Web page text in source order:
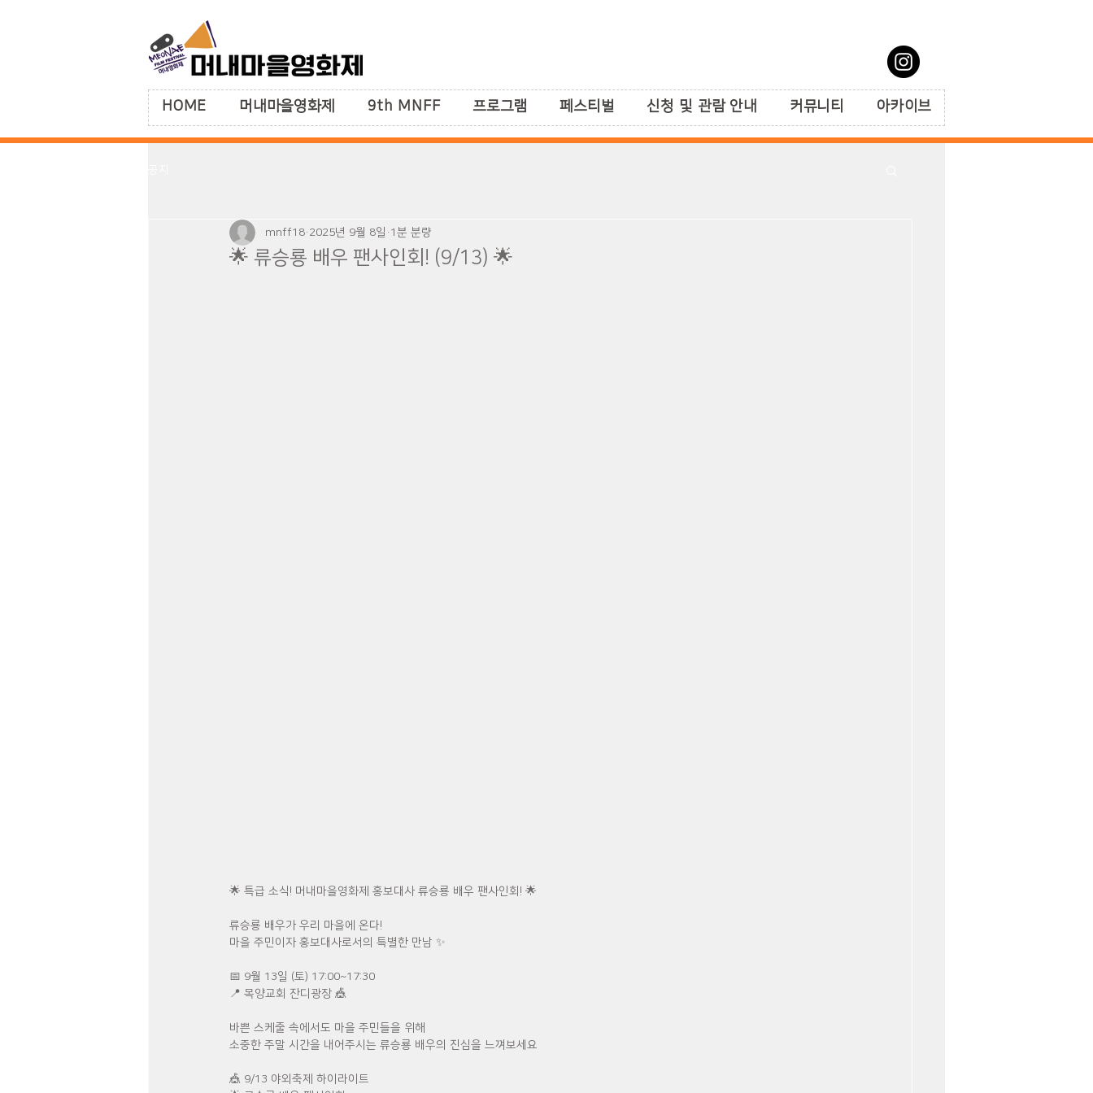
HOME 머내마을영화제 9th MNFF 프로그램 페스티벌 신청 및 관람 안내 커뮤니티 아카이브
🌟 류승룡 배우 팬사인회! (9/13) 🌟
mnff18 2025년 9월 8일 1분 분량
🌟 특급 소식! 머내마을영화제 홍보대사 류승룡 배우 팬사인회! 🌟
류승룡 배우가 우리 마을에 온다!
마을 주민이자 홍보대사로서의 특별한 만남 ✨
📅 9월 13일 (토) 17:00~17:30
📍 목양교회 잔디광장 🎪
바쁜 스케줄 속에서도 마을 주민들을 위해
소중한 주말 시간을 내어주시는 류승룡 배우의 진심을 느껴보세요
🎪 9/13 야외축제 하이라이트